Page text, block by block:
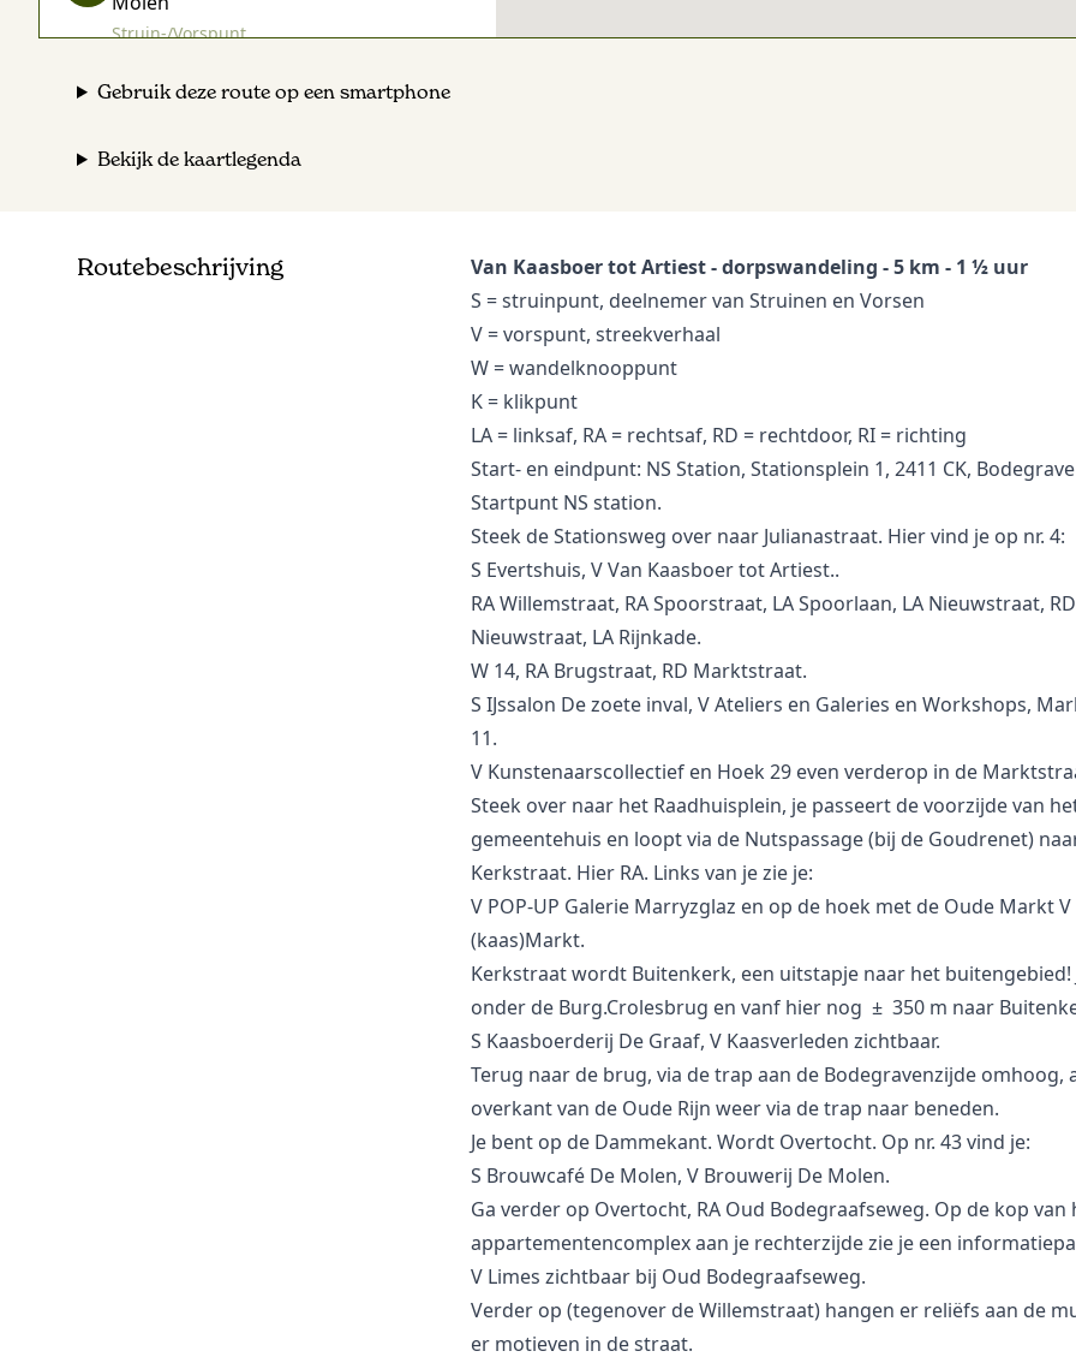
Struin-/Vorspunt
Limes zichtbaar bij Oud-
Vorspunt
Start-/Eindpunt
Gebruik deze route op een smartphone
Bekijk de kaartlegenda
Routebeschrijving
Van Kaasboer tot Artiest - dorpswandeling - 5 km - 1 ½ uur
S = struinpunt, deelnemer van Struinen en Vorsen
V = vorspunt, streekverhaal
W = wandelknooppunt
K = klikpunt
LA = linksaf, RA = rechtsaf, RD = rechtdoor, RI = richting
Start- en eindpunt: NS Station, Stationsplein 1, 2411 CK,
Startpunt NS station.
Steek de Stationsweg over naar Julianastraat. Hier vind je op nr. 4:
S Evertshuis, V Van Kaasboer tot Artiest..
RA Willemstraat, RA Spoorstraat, LA Spoorlaan, LA Nieuwstraat,
Nieuwstraat, LA Rijnkade.
W 14, RA Brugstraat, RD Marktstraat.
S IJssalon De zoete inval, V Ateliers en Galeries en Workshops,
11.
V Kunstenaarscollectief en Hoek 29 even verderop in de
Steek over naar het Raadhuisplein, je passeert de voorzijde van
gemeentehuis en loopt via de Nutspassage (bij de Goudrenet)
Kerkstraat. Hier RA. Links van je zie je:
V POP-UP Galerie Marryzglaz en op de hoek met de Oude Markt
(kaas)Markt.
Kerkstraat wordt Buitenkerk, een uitstapje naar het buitengebied!
onder de Burg.Crolesbrug en vanf hier nog ± 350 m naar
S Kaasboerderij De Graaf, V Kaasverleden zichtbaar.
Terug naar de brug, via de trap aan de Bodegravenzijde omhoog,
overkant van de Oude Rijn weer via de trap naar beneden.
Je bent op de Dammekant. Wordt Overtocht. Op nr. 43 vind je:
S Brouwcafé De Molen, V Brouwerij De Molen.
Ga verder op Overtocht, RA Oud Bodegraafseweg. Op de kop van
appartementencomplex aan je rechterzijde zie je een
V Limes zichtbaar bij Oud Bodegraafseweg.
Verder op (tegenover de Willemstraat) hangen er reliëfs aan de
er motieven in de straat.